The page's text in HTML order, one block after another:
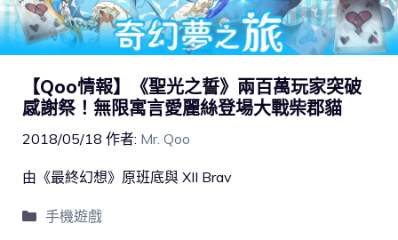
【Qoo情報】《聖光之誓》兩百萬玩家突破
感謝祭！無限寓言愛麗絲登場大戰柴郡貓
2018/05/18 作者: Mr. Qoo
由《最終幻想》原班底與 XII Brav
手機遊戲